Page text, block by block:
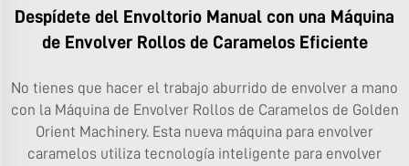
Despídete del Envoltorio Manual con una Máquina
de Envolver Rollos de Caramelos Eficiente
No tienes que hacer el trabajo aburrido de envolver a mano
con la Máquina de Envolver Rollos de Caramelos de Golden
Orient Machinery. Esta nueva máquina para envolver
caramelos utiliza tecnología inteligente para envolver